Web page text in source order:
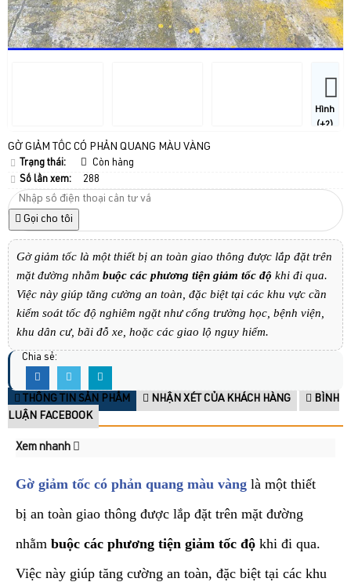
Hình
(+2)
GỜ GIẢM TỐC CÓ PHẢN QUANG MÀU VÀNG
Trạng thái:
Còn hàng
Số lần xem:
288
Gọi cho tôi
Gờ giảm tốc là một thiết bị an toàn giao thông được lắp đặt trên
mặt đường nhằm buộc các phương tiện giảm tốc độ khi đi qua.
Việc này giúp tăng cường an toàn, đặc biệt tại các khu vực cần
kiểm soát tốc độ nghiêm ngặt như cổng trường học, bệnh viện,
khu dân cư, bãi đỗ xe, hoặc các giao lộ nguy hiểm.
Chia sẻ:
THÔNG TIN SẢN PHẨM NHẬN XÉT CỦA KHÁCH HÀNG
BÌNH
LUẬN FACEBOOK
Xem nhanh
Gờ giảm tốc có phản quang màu vàng là một thiết
bị an toàn giao thông được lắp đặt trên mặt đường
nhằm buộc các phương tiện giảm tốc độ khi đi qua.
Việc này giúp tăng cường an toàn, đặc biệt tại các khu